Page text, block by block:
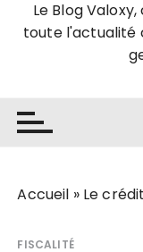
Le Blog
toute l'actualité
Accueil » Le
FISCALITÉ